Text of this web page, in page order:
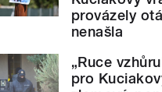
provázely
nenašla
„Ruce
pro